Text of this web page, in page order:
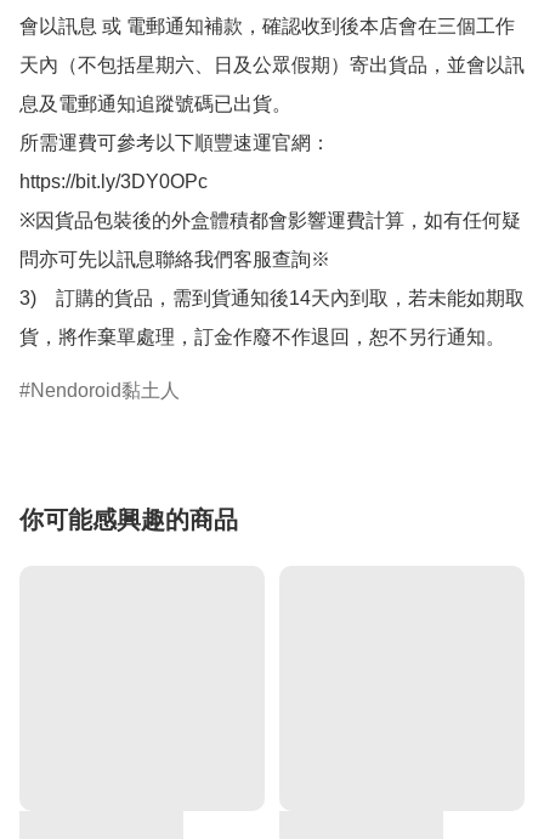
會以訊息 或 電郵通知補款，確認收到後本店會在三個工作
天內（不包括星期六、日及公眾假期）寄出貨品，並會以訊
息及電郵通知追蹤號碼已出貨。
所需運費可參考以下順豐速運官網：
https://bit.ly/3DY0OPc
※因貨品包裝後的外盒體積都會影響運費計算，如有任何疑
問亦可先以訊息聯絡我們客服查詢※
3)　訂購的貨品，需到貨通知後14天內到取，若未能如期取
貨，將作棄單處理，訂金作廢不作退回，恕不另行通知。
Nendoroid黏土人
你可能感興趣的商品